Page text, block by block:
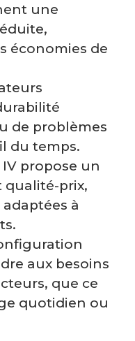
une
économies de
de problèmes
du temps.
propose un
qualité-prix,
à
aux besoins
que ce
quotidien ou